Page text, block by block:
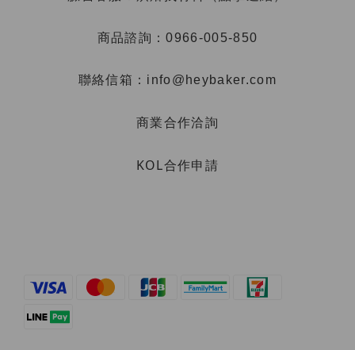
商品諮詢：0966-005-850
聯絡信箱：info@heybaker.com
商業合作洽詢
KOL合作申請